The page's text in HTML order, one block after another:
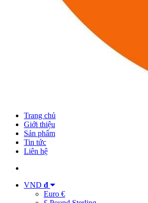
Trang chủ
Giới thiệu
Sản phẩm
Tin tức
Liên hệ
VND đ
Euro €